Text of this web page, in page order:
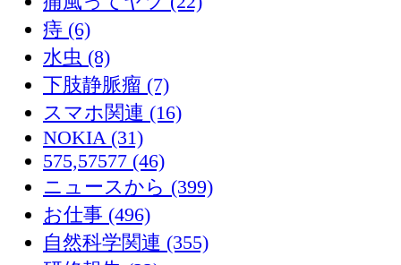
痔 (6)
水虫 (8)
下肢静脈瘤 (7)
スマホ関連 (16)
NOKIA (31)
575,57577 (46)
ニュースから (399)
お仕事 (496)
自然科学関連 (355)